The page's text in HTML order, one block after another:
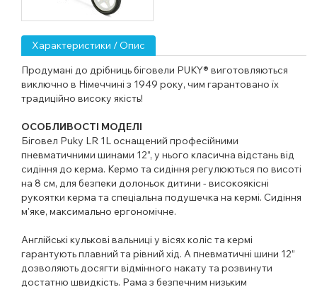
Характеристики / Опис
Продумані до дрібниць біговели PUKY® виготовляються
виключно в Німеччині з 1949 року, чим гарантовано їх
традиційно високу якість!
ОСОБЛИВОСТІ МОДЕЛІ
Біговел Puky LR 1L оснащений професійними
пневматичними шинами 12”, у нього класична відстань від
сидіння до керма. Кермо та сидіння регулюються по висоті
на 8 см, для безпеки долоньок дитини - високоякісні
рукоятки керма та спеціальна подушечка на кермі. Сидіння
м'яке, максимально ергономічне.
Англійські кулькові вальниці у вісях коліс та кермі
гарантують плавний та рівний хід. А пневматичні шини 12”
дозволяють досягти відмінного накату та розвинути
достатню швидкість. Рама з безпечним низьким